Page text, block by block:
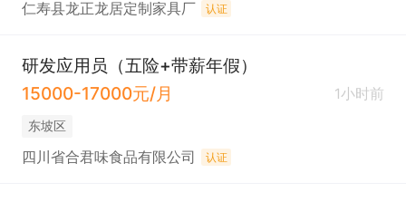
仁寿县龙正龙居定制家具厂 认证
研发应用员（五险+带薪年假）
15000-17000元/月
1小时前
东坡区
四川省合君味食品有限公司 认证